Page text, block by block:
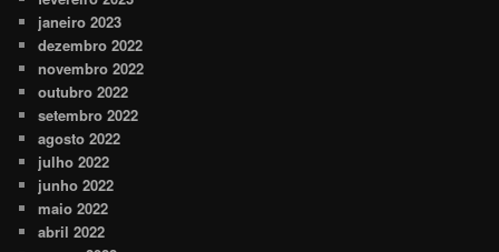
janeiro 2023
dezembro 2022
novembro 2022
outubro 2022
setembro 2022
agosto 2022
julho 2022
junho 2022
maio 2022
abril 2022